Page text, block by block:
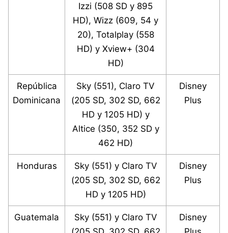
Izzi (508 SD y 895
HD), Wizz (609, 54 y
20), Totalplay (558
HD) y Xview+ (304
HD)
República
Dominicana
Sky (551), Claro TV
(205 SD, 302 SD, 662
HD y 1205 HD) y
Altice (350, 352 SD y
462 HD)
Disney
Plus
Honduras
Sky (551) y Claro TV
(205 SD, 302 SD, 662
HD y 1205 HD)
Disney
Plus
Guatemala
Sky (551) y Claro TV
Disney